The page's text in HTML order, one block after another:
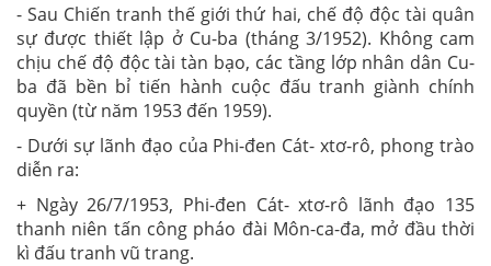
- Sau Chiến tranh thế giới thứ hai, chế độ độc tài quân
sự được thiết lập ở Cu-ba (tháng 3/1952). Không cam
chịu chế độ độc tài tàn bạo, các tầng lớp nhân dân Cu-
ba đã bền bỉ tiến hành cuộc đấu tranh giành chính
quyền (từ năm 1953 đến 1959).
- Dưới sự lãnh đạo của Phi-đen Cát- xtơ-rô, phong trào
diễn ra:
+ Ngày 26/7/1953, Phi-đen Cát- xtơ-rô lãnh đạo 135
thanh niên tấn công pháo đài Môn-ca-đa, mở đầu thời
kì đấu tranh vũ trang.